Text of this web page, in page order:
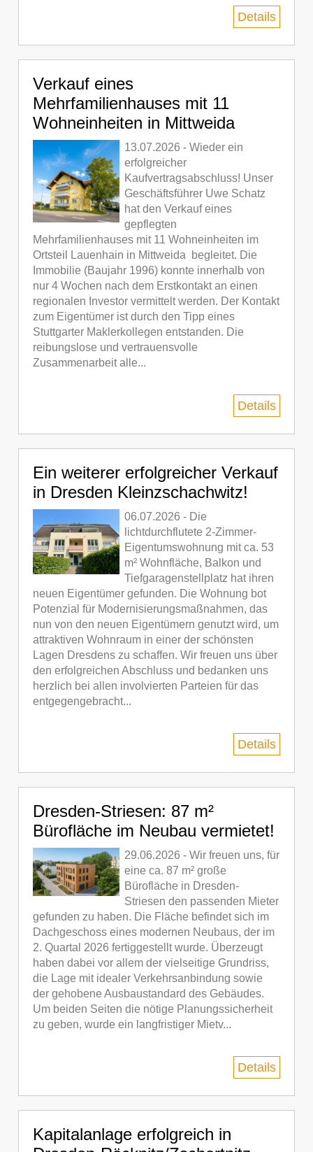
Details
Verkauf eines
Mehrfamilienhauses mit 11
Wohneinheiten in Mittweida
13.07.2026 - Wieder ein
erfolgreicher
Kaufvertragsabschluss! Unser
Geschäftsführer Uwe Schatz
hat den Verkauf eines
gepflegten
Mehrfamilienhauses mit 11 Wohneinheiten im
Ortsteil Lauenhain in Mittweida begleitet. Die
Immobilie (Baujahr 1996) konnte innerhalb von
nur 4 Wochen nach dem Erstkontakt an einen
regionalen Investor vermittelt werden. Der Kontakt
zum Eigentümer ist durch den Tipp eines
Stuttgarter Maklerkollegen entstanden. Die
reibungslose und vertrauensvolle
Zusammenarbeit alle...
Details
Ein weiterer erfolgreicher Verkauf
in Dresden Kleinzschachwitz!
06.07.2026 - Die
lichtdurchflutete 2-Zimmer-
Eigentumswohnung mit ca. 53
m² Wohnfläche, Balkon und
Tiefgaragenstellplatz hat ihren
neuen Eigentümer gefunden. Die Wohnung bot
Potenzial für Modernisierungsmaßnahmen, das
nun von den neuen Eigentümern genutzt wird, um
attraktiven Wohnraum in einer der schönsten
Lagen Dresdens zu schaffen. Wir freuen uns über
den erfolgreichen Abschluss und bedanken uns
herzlich bei allen involvierten Parteien für das
entgegengebracht...
Details
Dresden-Striesen: 87 m²
Bürofläche im Neubau vermietet!
29.06.2026 - Wir freuen uns, für
eine ca. 87 m² große
Bürofläche in Dresden-
Striesen den passenden Mieter
gefunden zu haben. Die Fläche befindet sich im
Dachgeschoss eines modernen Neubaus, der im
2. Quartal 2026 fertiggestellt wurde. Überzeugt
haben dabei vor allem der vielseitige Grundriss,
die Lage mit idealer Verkehrsanbindung sowie
der gehobene Ausbaustandard des Gebäudes.
Um beiden Seiten die nötige Planungssicherheit
zu geben, wurde ein langfristiger Mietv...
Details
Kapitalanlage erfolgreich in